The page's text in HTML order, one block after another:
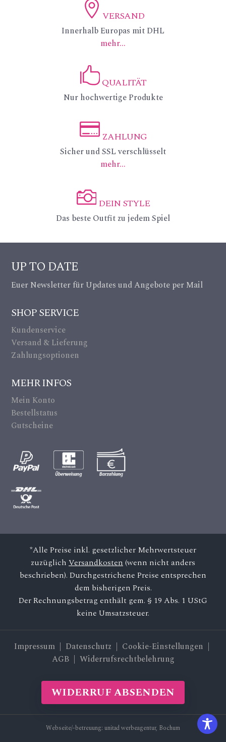
ic
on
_p
in
lt
ic
on
VERSAND
Innerhalb Europas mit DHL
mehr...
ic
on
_li
ke
on
QUALITÄT
Nur hochwertige Produkte
ic
_c
re
ic
ZAHLUNG
Sicher und SSL verschlüsselt
mehr...
ic
on
_c
a
a_
alt
DEIN STYLE
Das beste Outfit zu jedem Spiel
UP TO DATE
Euer Newsletter für Updates und Angebote per Mail
SHOP SERVICE
Kundenservice
Versand & Lieferung
Zahlungsoptionen
MEHR INFOS
Mein Konto
Bestellstatus
Gutscheine
*Alle Preise inkl. gesetzlicher Mehrwertsteuer
zuzüglich Versandkosten(wenn nicht anders
beschrieben). Durchgestrichene Preise entsprechen
dem bisherigen Preis.
Der Rechnungsbetrag enthält gem. § 19 Abs. 1 UStG
keine Umsatzsteuer.
Impressum Datenschutz | Cookie-Einstellungen |
AGB| Widerrufsrechtbelehrung
WIDERRUF ABSENDEN
Webseite/-betreuung: unitad werbeagentur, Bochum